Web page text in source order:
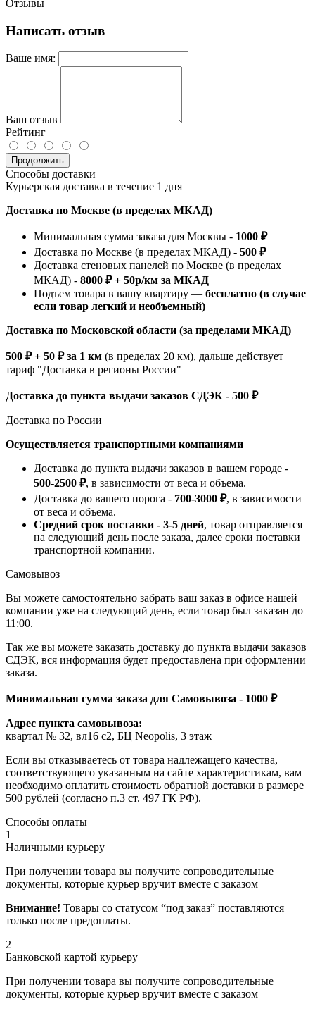
Отзывы
Написать отзыв
Ваше имя:
Ваш отзыв
Рейтинг
Продолжить
Способы доставки
Курьерская доставка в течение 1 дня
Доставка по Москве (в пределах МКАД)
Минимальная сумма заказа для Москвы - 1000 ₽
Доставка по Москве (в пределах МКАД) - 500 ₽
Доставка стеновых панелей по Москве (в пределах
МКАД) - 8000 ₽ + 50р/км за МКАД
Подъем товара в вашу квартиру — бесплатно (в случае
если товар легкий и необъемный)
Доставка по Московской области (за пределами МКАД)
500 ₽ + 50 ₽ за 1 км (в пределах 20 км), дальше действует
тариф "Доставка в регионы России"
Доставка до пункта выдачи заказов СДЭК - 500 ₽
Доставка по России
Осуществляется транспортными компаниями
Доставка до пункта выдачи заказов в вашем городе -
500-2500 ₽, в зависимости от веса и объема.
Доставка до вашего порога - 700-3000 ₽, в зависимости
от веса и объема.
Средний срок поставки - 3-5 дней, товар отправляется
на следующий день после заказа, далее сроки поставки
транспортной компании.
Самовывоз
Вы можете самостоятельно забрать ваш заказ в офисе нашей
компании уже на следующий день, если товар был заказан до
11:00.
Так же вы можете заказать доставку до пункта выдачи заказов
СДЭК, вся информация будет предоставлена при оформлении
заказа.
Минимальная сумма заказа для Самовывоза - 1000 ₽
Адрес пункта самовывоза:
квартал № 32, вл16 с2, БЦ Neopolis, 3 этаж
Если вы отказываетесь от товара надлежащего качества,
соответствующего указанным на сайте характеристикам, вам
необходимо оплатить стоимость обратной доставки в размере
500 рублей (согласно п.3 ст. 497 ГК РФ).
Способы оплаты
1
Наличными курьеру
При получении товара вы получите сопроводительные
документы, которые курьер вручит вместе с заказом
Внимание! Товары со статусом “под заказ” поставляются
только после предоплаты.
2
Банковской картой курьеру
При получении товара вы получите сопроводительные
документы, которые курьер вручит вместе с заказом